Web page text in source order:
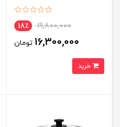
19,800,000 18٪
16,300,000 تومان